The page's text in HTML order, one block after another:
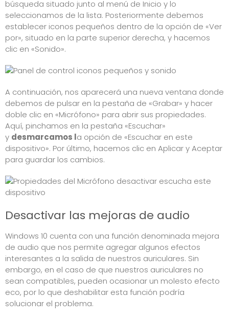
búsqueda situado junto al menú de Inicio y lo
seleccionamos de la lista. Posteriormente debemos
establecer iconos pequeños dentro de la opción de «Ver
por», situado en la parte superior derecha, y hacemos
clic en «Sonido».
A continuación, nos aparecerá una nueva ventana donde
debemos de pulsar en la pestaña de «Grabar» y hacer
doble clic en «Micrófono» para abrir sus propiedades.
Aquí, pinchamos en la pestaña «Escuchar»
y desmarcamos la opción de «Escuchar en este
dispositivo». Por último, hacemos clic en Aplicar y Aceptar
para guardar los cambios.
Desactivar las mejoras de audio
Windows 10 cuenta con una función denominada mejora
de audio que nos permite agregar algunos efectos
interesantes a la salida de nuestros auriculares. Sin
embargo, en el caso de que nuestros auriculares no
sean compatibles, pueden ocasionar un molesto efecto
eco, por lo que deshabilitar esta función podría
solucionar el problema.